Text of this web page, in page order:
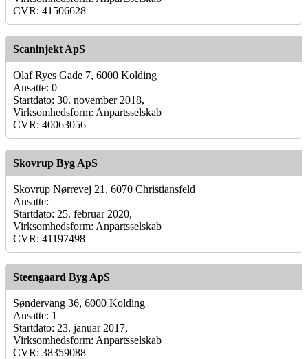
CVR: 41506628
Scaninjekt ApS
Olaf Ryes Gade 7, 6000 Kolding
Ansatte: 0
Startdato: 30. november 2018,
Virksomhedsform: Anpartsselskab
CVR: 40063056
Skovrup Byg ApS
Skovrup Nørrevej 21, 6070 Christiansfeld
Ansatte:
Startdato: 25. februar 2020,
Virksomhedsform: Anpartsselskab
CVR: 41197498
Steengaard Byg ApS
Søndervang 36, 6000 Kolding
Ansatte: 1
Startdato: 23. januar 2017,
Virksomhedsform: Anpartsselskab
CVR: 38359088